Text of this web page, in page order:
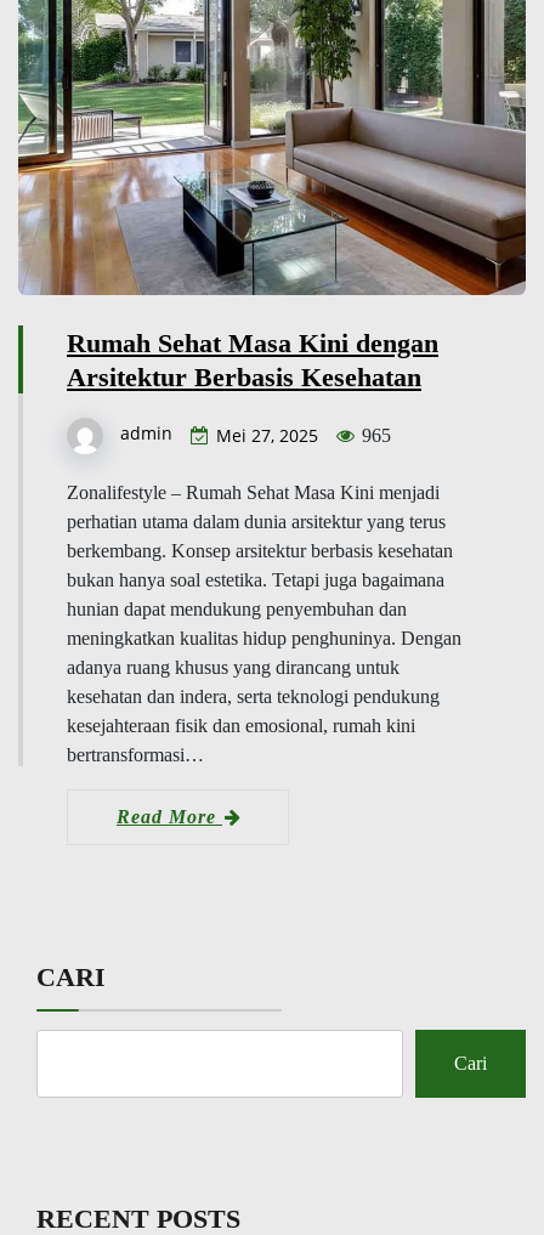
Rumah Sehat Masa Kini dengan
Arsitektur Berbasis Kesehatan
admin Mei 27, 2025 965
Zonalifestyle – Rumah Sehat Masa Kini menjadi
perhatian utama dalam dunia arsitektur yang terus
berkembang. Konsep arsitektur berbasis kesehatan
bukan hanya soal estetika. Tetapi juga bagaimana
hunian dapat mendukung penyembuhan dan
meningkatkan kualitas hidup penghuninya. Dengan
adanya ruang khusus yang dirancang untuk
kesehatan dan indera, serta teknologi pendukung
kesejahteraan fisik dan emosional, rumah kini
bertransformasi…
Read More
CARI
Cari
RECENT POSTS